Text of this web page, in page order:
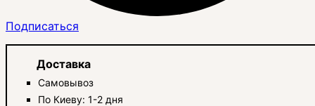
Подписаться
Доставка
Самовывоз
По Киеву: 1-2 дня